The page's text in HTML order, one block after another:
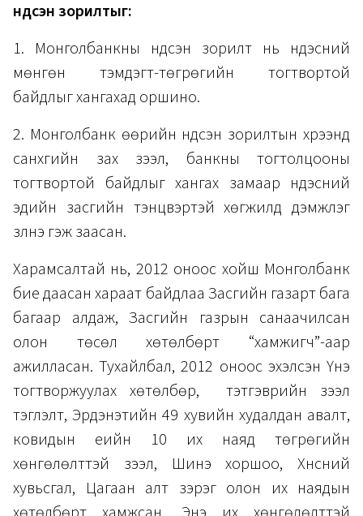
үндсэн зорилтыг:
1. Монголбанкны үндсэн зорилт нь үндэсний
мөнгөн тэмдэгт-төгрөгийн тогтвортой
байдлыг хангахад оршино.
2. Монголбанк өөрийн үндсэн зорилтын хүрээнд
санхүүгийн зах зээл, банкны тогтолцооны
тогтвортой байдлыг хангах замаар үндэсний
эдийн засгийн тэнцвэртэй хөгжилд дэмжлэг
үзүүлнэ гэж заасан.
Харамсалтай нь, 2012 оноос хойш Монголбанк
бие даасан хараат байдлаа Засгийн газарт бага
багаар алдаж, Засгийн газрын санаачилсан
олон төсөл хөтөлбөрт “хамжигч”-аар
ажилласан. Тухайлбал, 2012 оноос эхэлсэн Үнэ
тогтворжуулах хөтөлбөр, тэтгэврийн зээл
тэглэлт, Эрдэнэтийн 49 хувийн худалдан авалт,
ковидын үеийн 10 их наяд төгрөгийн
хөнгөлөлттэй зээл, Шинэ хоршоо, Хүнсний
хувьсгал, Цагаан алт зэрэг олон их наядын